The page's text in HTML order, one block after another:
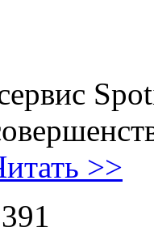
>>
391